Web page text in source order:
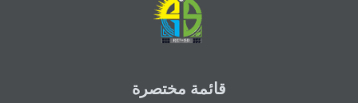
قائمة مختصرة